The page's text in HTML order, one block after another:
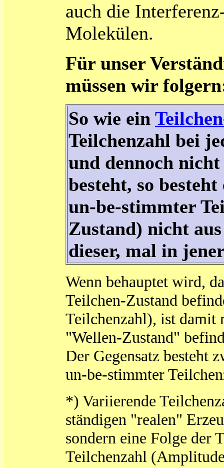
auch die
Molekülen.
Für unser
müssen wir
So wie ein
Teilchenzahl bei
und dennoch nicht
besteht, so
un-be-stimmter
Zustand) nicht
dieser, mal in
Wenn behauptet wird,
Teilchen-Zustand
Teilchenzahl), ist damit
"Wellen-Zustand"
Der Gegensatz besteht
un-be-stimmter
*) Variierende
ständigen "realen"
sondern eine Folge der
Teilchenzahl